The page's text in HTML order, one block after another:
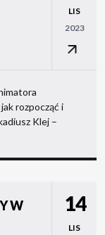
LIS
2023
rozpocząć i
Klej –
W
14
LIS